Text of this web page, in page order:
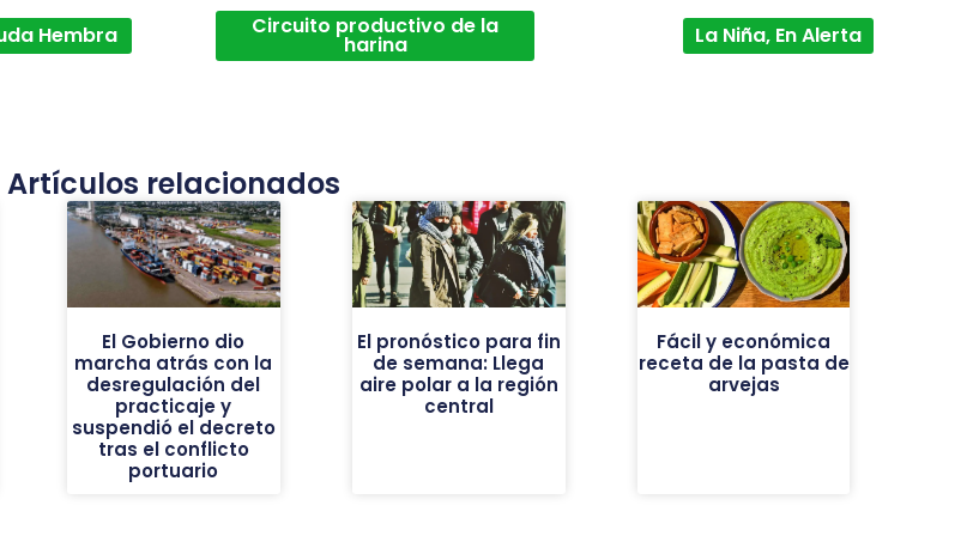
Hembra Circuito productivo de la
harina La Niña, En Alerta
Artículos relacionados
El Gobierno dio
marcha atrás con la
desregulación del
practicaje y
suspendió el decreto
tras el conflicto
portuario
El pronóstico para fin
de semana: Llega
aire polar a la región
central
Fácil y económica
receta de la pasta de
arvejas